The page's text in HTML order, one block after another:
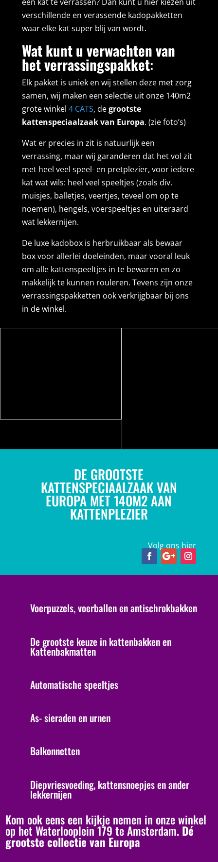
verschillende en verassende kadopakketten
waar elke kat super blij van wordt.
Wat kunt u verwachten van
het verrassingspakket:
Elk pakket is uniek en wij stellen deze met zorg
samen, wij maken een selectie uit onze 140m2
grote winkel 4 CATS, degrootste
kattenspeciaalzaak van Europa. (zie foto’s)
Wat er precies in zit is natuurlijk een
verrassing, maar wij garanderen dat het vol zit
met heel veel speel- en pretplezier, voor iedere
kat wat wils: heel veel speeltjes (zoals div.
muisjes, balletjes, veertjes, teveel om op te
noemen), hengels, voerspeeltjes en uiteraard
wat lekkernijen.
De luxe kadobox is herbruikbaar als bewaar
box voor allerlei doeleinden, maar vooral leuk
om alle kattenspeeltjes in te bewaren en zo
makkelijk te kunnen rouleren. Tevens zijn onze
verrassingspakketten ook verkrijgbaar bij ons
in de winkel.
DE GROOTSTE
KATTENSPECIAALZAAK VAN
EUROPA MET 140M2 AAN
KATTENPLEZIER
Volg ons hier
Voerpuzzels, voerballen en antischrokbakken
De grootste keuze in kattenbakken en
Kattenbakmatten
Automatische speeltjes
As- sieraden en urnen
Balkonnetten
Diepvriesvoeding, kattensnoepjes en ander
lekkernijen
Kom ook eens een kijkje nemen in onze winkel
op het Waterlooplein 179 te Amsterdam. Dé
grootste collectie van Europa